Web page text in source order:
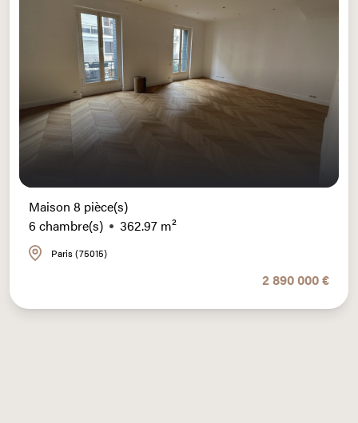
Maison 8 pièce(s)
6 chambre(s)
362.97 m²
Paris (75015)
2 890 000 €